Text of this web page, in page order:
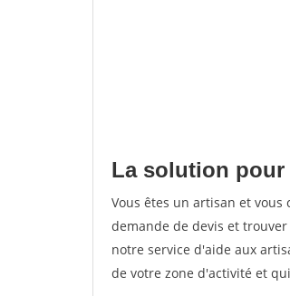
La solution pour
Vous êtes un artisan et
demande de devis et
notre service d'aide aux
de votre zone d'activité et